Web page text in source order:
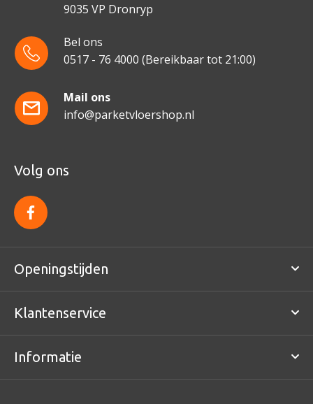
9035 VP Dronryp
Bel ons
0517 - 76 4000 (Bereikbaar tot 21:00)
Mail ons
info@parketvloershop.nl
Volg ons
f
a
c
e
o
o
Openingstijden
Klantenservice
Informatie